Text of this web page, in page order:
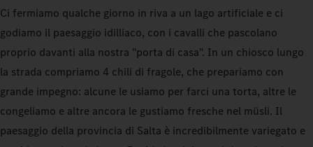
Ci fermiamo qualche giorno in riva a un lago artificiale e ci
godiamo il paesaggio idilliaco, con i cavalli che pascolano
proprio davanti alla nostra "porta di casa". In un chiosco lungo
la strada compriamo 4 chili di fragole, che prepariamo con
grande impegno: alcune le usiamo per farci una torta, altre le
congeliamo e altre ancora le gustiamo fresche nel müsli. Il
paesaggio della provincia di Salta è incredibilmente variegato e